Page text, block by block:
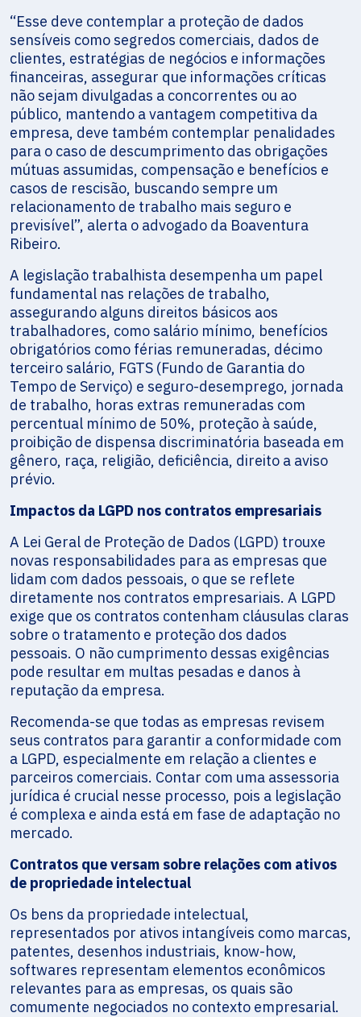
“Esse deve contemplar a proteção de dados
sensíveis como segredos comerciais, dados de
clientes, estratégias de negócios e informações
financeiras, assegurar que informações críticas
não sejam divulgadas a concorrentes ou ao
público, mantendo a vantagem competitiva da
empresa, deve também contemplar penalidades
para o caso de descumprimento das obrigações
mútuas assumidas, compensação e benefícios e
casos de rescisão, buscando sempre um
relacionamento de trabalho mais seguro e
previsível”, alerta o advogado da Boaventura
Ribeiro.
A legislação trabalhista desempenha um papel
fundamental nas relações de trabalho,
assegurando alguns direitos básicos aos
trabalhadores, como salário mínimo, benefícios
obrigatórios como férias remuneradas, décimo
terceiro salário, FGTS (Fundo de Garantia do
Tempo de Serviço) e seguro-desemprego, jornada
de trabalho, horas extras remuneradas com
percentual mínimo de 50%, proteção à saúde,
proibição de dispensa discriminatória baseada em
gênero, raça, religião, deficiência, direito a aviso
prévio.
Impactos da LGPD nos contratos empresariais
A Lei Geral de Proteção de Dados (LGPD) trouxe
novas responsabilidades para as empresas que
lidam com dados pessoais, o que se reflete
diretamente nos contratos empresariais. A LGPD
exige que os contratos contenham cláusulas claras
sobre o tratamento e proteção dos dados
pessoais. O não cumprimento dessas exigências
pode resultar em multas pesadas e danos à
reputação da empresa.
Recomenda-se que todas as empresas revisem
seus contratos para garantir a conformidade com
a LGPD, especialmente em relação a clientes e
parceiros comerciais. Contar com uma assessoria
jurídica é crucial nesse processo, pois a legislação
é complexa e ainda está em fase de adaptação no
mercado.
Contratos que versam sobre relações com ativos
de propriedade intelectual
Os bens da propriedade intelectual,
representados por ativos intangíveis como marcas,
patentes, desenhos industriais, know-how,
softwares representam elementos econômicos
relevantes para as empresas, os quais são
comumente negociados no contexto empresarial.